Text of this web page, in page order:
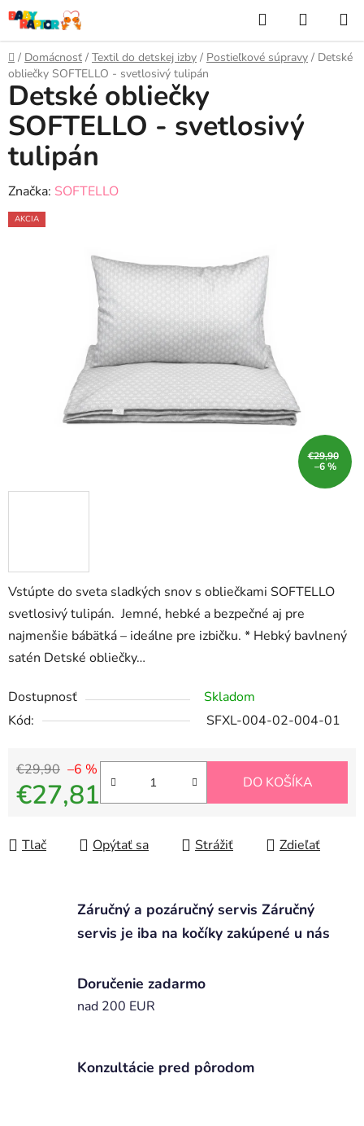
Prejsť
na
obsah
Hľadať
KOŠÍK
Domov
/ Domácnosť / Textil do detskej izby / Postieľkové súpravy / Detské
obliečky SOFTELLO - svetlosivý tulipán
Vstúpte do sveta sladkých snov s obliečkami SOFTELLO
svetlosivý tulipán. Jemné, hebké a bezpečné aj pre
najmenšie bábätká – ideálne pre izbičku. * Hebký bavlnený
satén Detské obliečky…
Dostupnosť
Skladom
Kód:
SFXL-004-02-004-01
€29,90 –6 %
€27,81 DO KOŠÍKA
Tlač Opýtať sa Strážiť Zdieľať
Detské obliečky
SOFTELLO - svetlosivý
tulipán
Značka: SOFTELLO
AKCIA
€29,90
–6 %
Záručný a pozáručný servis Záručný
servis je iba na kočíky zakúpené u nás
Doručenie zadarmo
nad 200 EUR
Konzultácie pred pôrodom